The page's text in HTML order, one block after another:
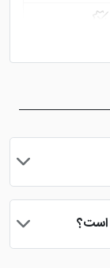
نفرات می توانید
است؟
ساعت تحویل اتاق ساعت 2 بعد از ظهر و ساعت تخلیه اتاق 12 ظهر